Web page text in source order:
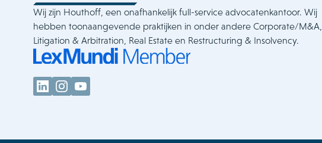
Wij zijn Houthoff, een onafhankelijk full-service advocatenkantoor. Wij
hebben toonaangevende praktijken in onder andere Corporate/M&A,
Litigation & Arbitration, Real Estate en Restructuring & Insolvency.